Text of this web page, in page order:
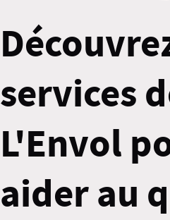
services
L'Envol
aider au